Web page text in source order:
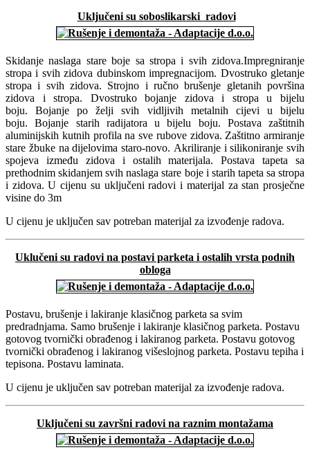
Uključeni su soboslikarski radovi
Skidanje naslaga stare boje sa stropa i svih zidova.Impregniranje
stropa i svih zidova dubinskom impregnacijom. Dvostruko gletanje
stropa i svih zidova. Strojno i ručno brušenje gletanih površina
zidova i stropa. Dvostruko bojanje zidova i stropa u bijelu
boju. Bojanje po želji svih vidljivih metalnih cijevi u bijelu
boju. Bojanje starih radijatora u bijelu boju. Postava zaštitnih
aluminijskih kutnih profila na sve rubove zidova. Zaštitno armiranje
stare žbuke na dijelovima staro-novo. Akriliranje i silikoniranje svih
spojeva između zidova i ostalih materijala. Postava tapeta sa
prethodnim skidanjem svih naslaga stare boje i starih tapeta sa stropa
i zidova. U cijenu su uključeni radovi i materijal za stan prosječne
visine do 3m
U cijenu je uključen sav potreban materijal za izvođenje radova.
Uklučeni su radovi na postavi parketa i ostalih vrsta podnih
obloga
Postavu, brušenje i lakiranje klasičnog parketa sa svim
predradnjama. Samo brušenje i lakiranje klasičnog parketa. Postavu
gotovog tvornički obrađenog i lakiranog parketa. Postavu gotovog
tvornički obrađenog i lakiranog višeslojnog parketa. Postavu tepiha i
tepisona. Postavu laminata.
U cijenu je uključen sav potreban materijal za izvođenje radova.
Uključeni su završni radovi na raznim montažama